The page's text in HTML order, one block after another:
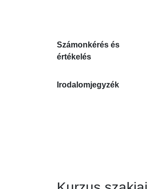
Számonkérés és
értékelés
Irodalomjegyzék